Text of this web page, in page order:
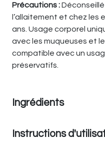
Précautions :
l’allaitement et chez les
ans. Usage corporel
avec les muqueuses et
compatible avec un
préservatifs.
Ingrédients
Instructions